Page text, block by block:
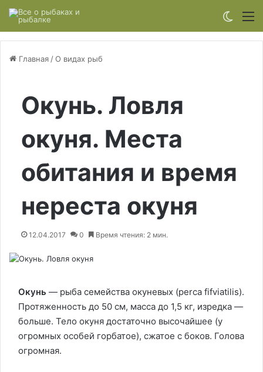
Главная /О видах рыб
Окунь. Ловля
окуня. Места
обитания и время
нереста окуня
12.04.2017 0 Время чтения: 2 мин.
Окунь — рыба семейства окуневых (perca fifviatilis).
Протяженность до 50 см, масса до 1,5 кг, изредка —
больше. Тело окуня достаточно высочайшее (у
огромных особей горбатое), сжатое с боков. Голова
огромная.